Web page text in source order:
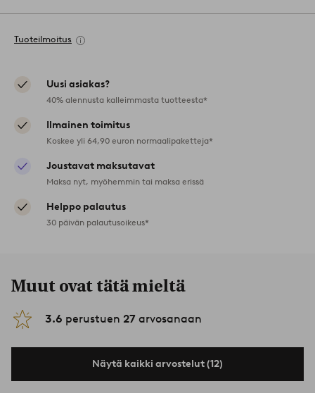
Tuoteilmoitus
Uusi asiakas?
40% alennusta kalleimmasta tuotteesta*
Ilmainen toimitus
Koskee yli 64,90 euron normaalipaketteja*
Joustavat maksutavat
Maksa nyt, myöhemmin tai maksa erissä
Helppo palautus
30 päivän palautusoikeus*
Muut ovat tätä mieltä
3.6 perustuen 27 arvosanaan
Näytä kaikki arvostelut (12)